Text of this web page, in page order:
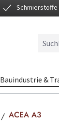
Schmierstoffe
Bauindustrie &
ACEA A3